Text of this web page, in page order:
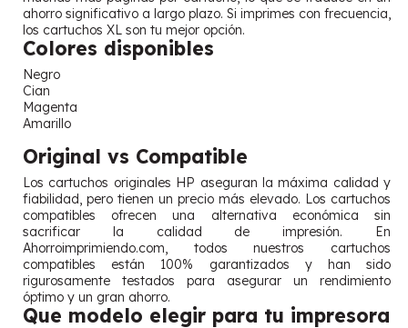
ahorro significativo a largo plazo. Si imprimes con frecuencia,
los cartuchos XL son tu mejor opción.
Colores disponibles
Negro
Cian
Magenta
Amarillo
Original vs Compatible
Los cartuchos originales HP aseguran la máxima calidad y
fiabilidad, pero tienen un precio más elevado. Los cartuchos
compatibles ofrecen una alternativa económica sin
sacrificar la calidad de impresión. En
Ahorroimprimiendo.com, todos nuestros cartuchos
compatibles están 100% garantizados y han sido
rigurosamente testados para asegurar un rendimiento
óptimo y un gran ahorro.
Que modelo elegir para tu impresora